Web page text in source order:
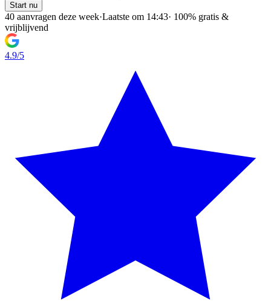
Start nu
40 aanvragen deze week·Laatste om 14:43· 100% gratis &
vrijblijvend
4.9/5